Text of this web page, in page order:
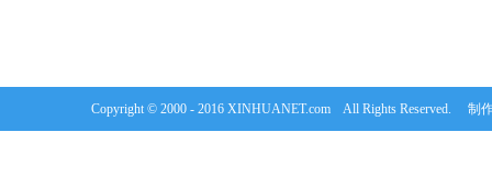
Copyright © 2000 - 2016 XINHUANET.com All Rights Reserved. 制